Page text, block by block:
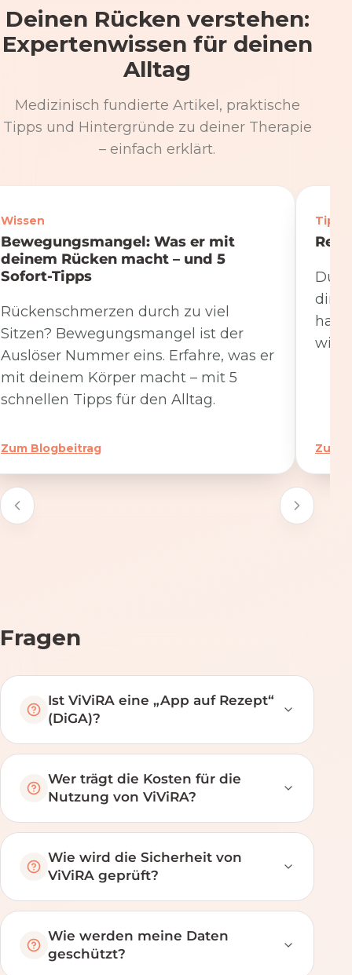
Deinen Rücken verstehen:
Expertenwissen für deinen
Alltag
Medizinisch fundierte Artikel, praktische
Tipps und Hintergründe zu deiner Therapie
– einfach erklärt.
Wissen
Bewegungsmangel: Was er mit
deinem Rücken macht – und 5
Sofort-Tipps
Rückenschmerzen durch zu viel
Sitzen? Bewegungsmangel ist der
Auslöser Nummer eins. Erfahre, was er
mit deinem Körper macht – mit 5
schnellen Tipps für den Alltag.
Zum Blogbeitrag
Tipps
Du
hat.
Zum
Fragen
Ist ViViRA eine „App auf Rezept“
(DiGA)?
Wer trägt die Kosten für die
Nutzung von ViViRA?
Wie wird die Sicherheit von
ViViRA geprüft?
Wie werden meine Daten
geschützt?